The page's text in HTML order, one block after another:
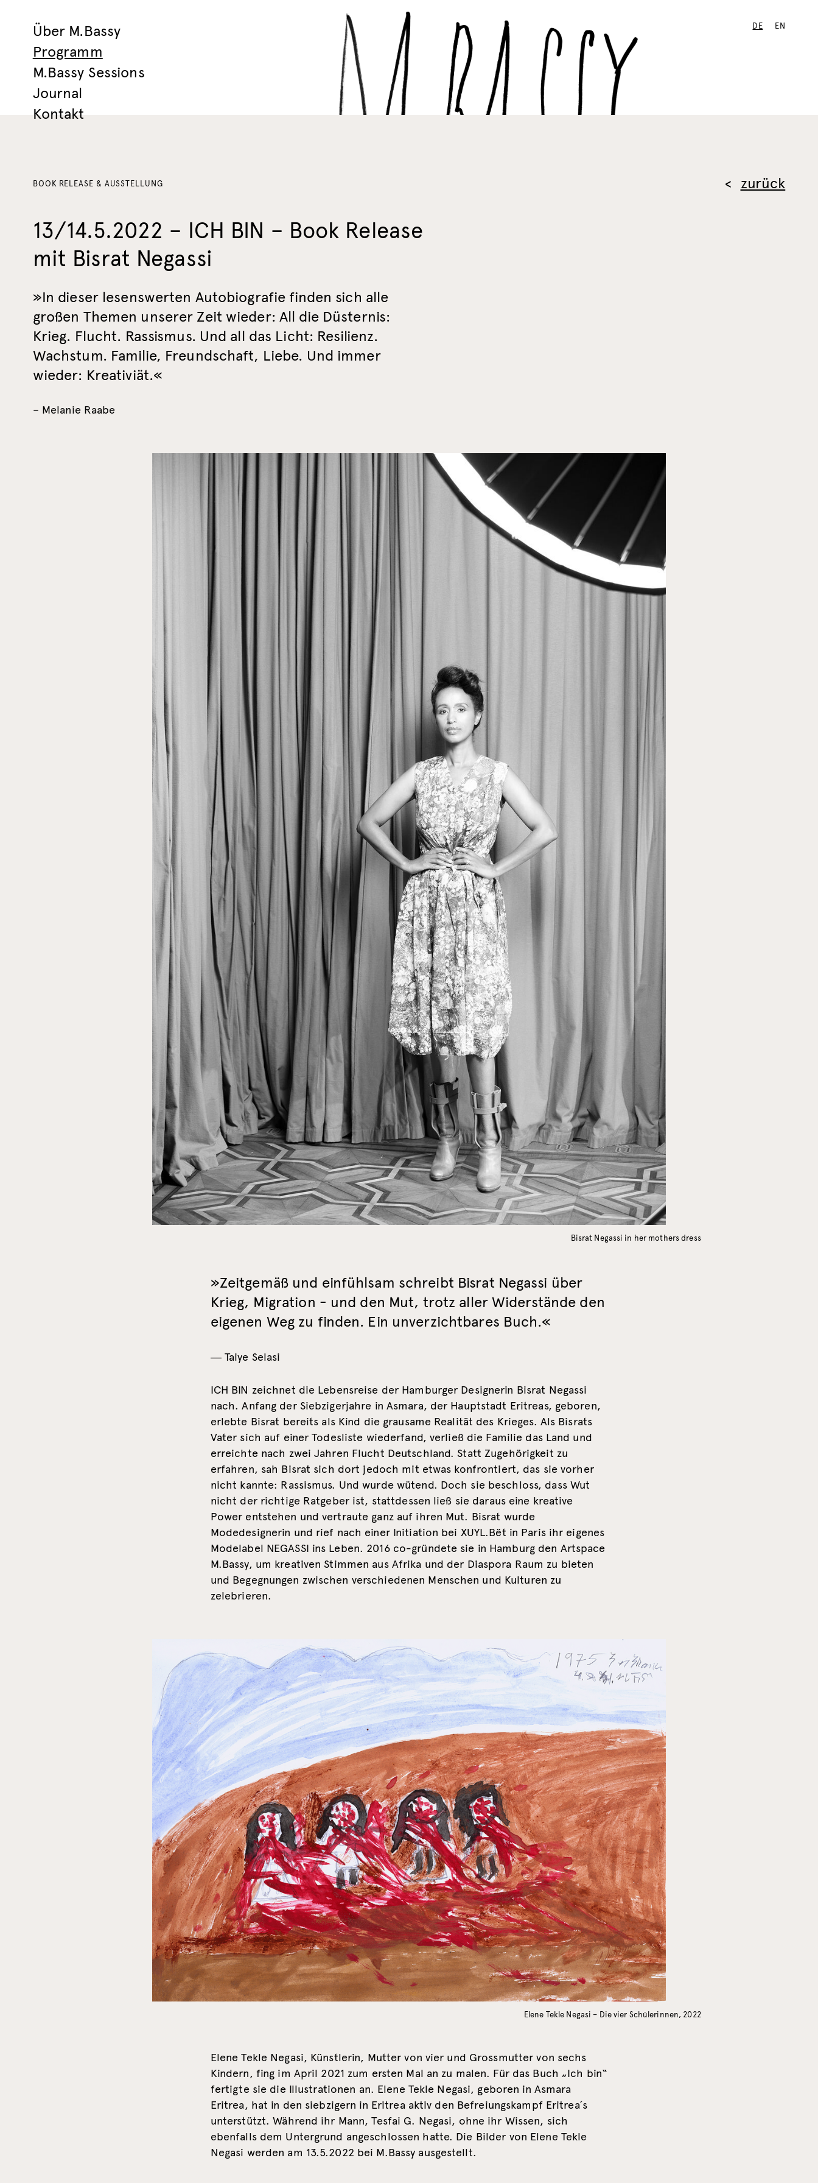
Über M.Bassy
Programm
M.Bassy Sessions
Journal
Kontakt
DE EN
zurück
BOOK RELEASE & AUSSTELLUNG
13/14.5.2022 – ICH BIN – Book Release
mit Bisrat Negassi
»In dieser lesenswerten Autobiografie finden sich alle
großen Themen unserer Zeit wieder: All die Düsternis:
Krieg. Flucht. Rassismus. Und all das Licht: Resilienz.
Wachstum. Familie, Freundschaft, Liebe. Und immer
wieder: Kreativiät.«
– Melanie Raabe
Bisrat Negassi in her mothers dress
»Zeitgemäß und einfühlsam schreibt Bisrat Negassi über
Krieg, Migration - und den Mut, trotz aller Widerstände den
eigenen Weg zu finden. Ein unverzichtbares Buch.«
― Taiye Selasi
ICH BIN zeichnet die Lebensreise der Hamburger Designerin Bisrat Negassi
nach. Anfang der Siebzigerjahre in Asmara, der Hauptstadt Eritreas, geboren,
erlebte Bisrat bereits als Kind die grausame Realität des Krieges. Als Bisrats
Vater sich auf einer Todesliste wiederfand, verließ die Familie das Land und
erreichte nach zwei Jahren Flucht Deutschland. Statt Zugehörigkeit zu
erfahren, sah Bisrat sich dort jedoch mit etwas konfrontiert, das sie vorher
nicht kannte: Rassismus. Und wurde wütend. Doch sie beschloss, dass Wut
nicht der richtige Ratgeber ist, stattdessen ließ sie daraus eine kreative
Power entstehen und vertraute ganz auf ihren Mut. Bisrat wurde
Modedesignerin und rief nach einer Initiation bei XUYL.Bët in Paris ihr eigenes
Modelabel NEGASSI ins Leben. 2016 co-gründete sie in Hamburg den Artspace
M.Bassy, um kreativen Stimmen aus Afrika und der Diaspora Raum zu bieten
und Begegnungen zwischen verschiedenen Menschen und Kulturen zu
zelebrieren.
Elene Tekle Negasi – Die vier Schülerinnen, 2022
Elene Tekle Negasi, Künstlerin, Mutter von vier und Grossmutter von sechs
Kindern, fing im April 2021 zum ersten Mal an zu malen. Für das Buch „Ich bin“
fertigte sie die Illustrationen an. Elene Tekle Negasi, geboren in Asmara
Eritrea, hat in den siebzigern in Eritrea aktiv den Befreiungskampf Eritrea´s
unterstützt. Während ihr Mann, Tesfai G. Negasi, ohne ihr Wissen, sich
ebenfalls dem Untergrund angeschlossen hatte. Die Bilder von Elene Tekle
Negasi werden am 13.5.2022 bei M.Bassy ausgestellt.